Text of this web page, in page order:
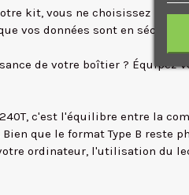
kit, vous ne choisissez pas
vos données sont en
de votre boîtier ? Équipez-
c'est l'équilibre entre la
que le format Type B
ordinateur, l'utilisation du